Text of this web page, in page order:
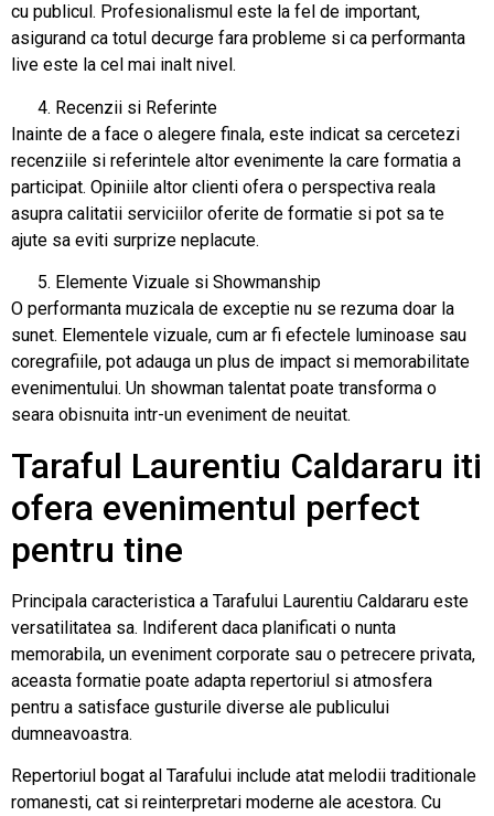
cu publicul. Profesionalismul este la fel de important,
asigurand ca totul decurge fara probleme si ca performanta
live este la cel mai inalt nivel.
Recenzii si Referinte
Inainte de a face o alegere finala, este indicat sa cercetezi
recenziile si referintele altor evenimente la care formatia a
participat. Opiniile altor clienti ofera o perspectiva reala
asupra calitatii serviciilor oferite de formatie si pot sa te
ajute sa eviti surprize neplacute.
Elemente Vizuale si Showmanship
O performanta muzicala de exceptie nu se rezuma doar la
sunet. Elementele vizuale, cum ar fi efectele luminoase sau
coregrafiile, pot adauga un plus de impact si memorabilitate
evenimentului. Un showman talentat poate transforma o
seara obisnuita intr-un eveniment de neuitat.
Taraful Laurentiu Caldararu iti
ofera evenimentul perfect
pentru tine
Principala caracteristica a Tarafului Laurentiu Caldararu este
versatilitatea sa. Indiferent daca planificati o nunta
memorabila, un eveniment corporate sau o petrecere privata,
aceasta formatie poate adapta repertoriul si atmosfera
pentru a satisface gusturile diverse ale publicului
dumneavoastra.
Repertoriul bogat al Tarafului include atat melodii traditionale
romanesti, cat si reinterpretari moderne ale acestora. Cu